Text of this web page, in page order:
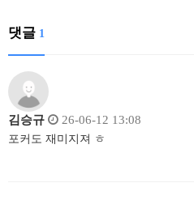
댓글 1
김승규 26-06-12 13:08
포커도 재미지져 ㅎ